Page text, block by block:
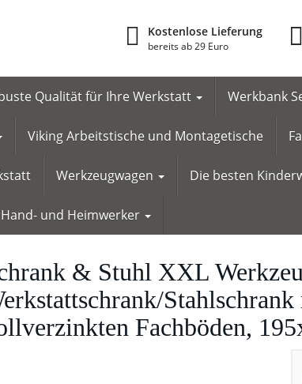
Kostenlose Lieferung
bereits ab 29 Euro
Qualität für Ihre Werkstatt Werkbank
Viking Arbeitstische und Montagetische
Werkzeugwagen Die besten
und Heimwerker
& Stuhl XXL
Fachböden,